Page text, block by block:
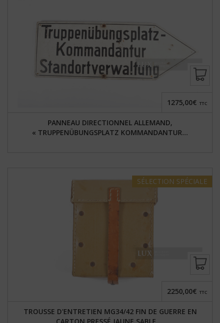
PANNEAU DIRECTIONNEL ALLEMAND,
« TRUPPENÜBUNGSPLATZ KOMMANDANTUR...
1275,00€ TTC
SÉLECTION SPÉCIALE
TROUSSE D'ENTRETIEN MG34/42 FIN DE GUERRE EN
2250,00€ TTC